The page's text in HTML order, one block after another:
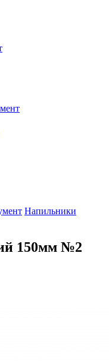
Напильники
150мм №2